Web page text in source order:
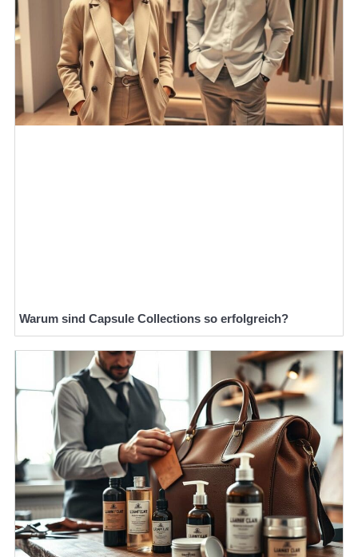
Warum sind Capsule Collections so erfolgreich?